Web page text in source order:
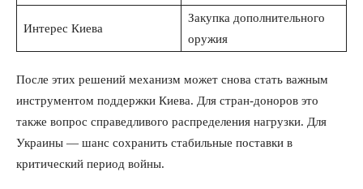
Интерес Киева
Закупка дополнительного
оружия
После этих решений механизм может снова стать важным
инструментом поддержки Киева. Для стран-доноров это
также вопрос справедливого распределения нагрузки. Для
Украины — шанс сохранить стабильные поставки в
критический период войны.